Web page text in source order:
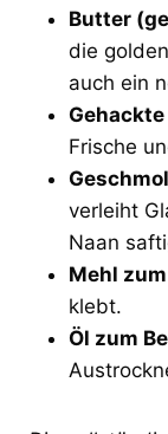
Butter
die
auch ein
Frische
verleiht
Naan
Mehl
klebt.
Öl zum